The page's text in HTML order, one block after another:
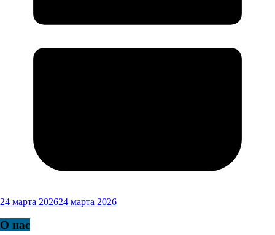
24 марта 202624 марта 2026
О нас